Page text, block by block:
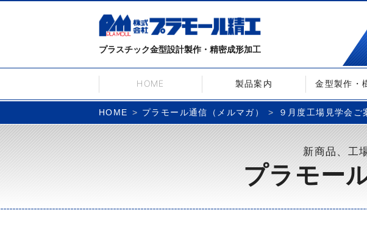
プラスチック金型設計製作・精密成形加工
HOME 製品案内 金型製作・
HOME プラモール通信（メルマガ） ９月度工場見学会ご
新商品、工
プラモー